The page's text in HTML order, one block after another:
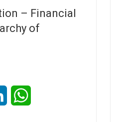
– Financial
of
LinkedIn